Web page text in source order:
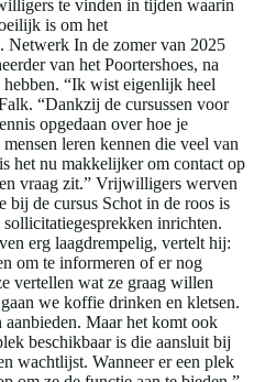
te vinden in tijden waarin
is om het
Netwerk In de zomer van 2025
van het Poortershoes, na
“Ik wist eigenlijk heel
“Dankzij de cursussen voor
opgedaan over hoe je
leren kennen die veel van
het nu makkelijker om contact op
vraag zit.” Vrijwilligers werven
bij de cursus Schot in de roos is
inrichten.
erg laagdrempelig, vertelt hij:
om te informeren of er nog
vertellen wat ze graag willen
we koffie drinken en kletsen.
aanbieden. Maar het komt ook
beschikbaar is die aansluit bij
wachtlijst. Wanneer er een plek